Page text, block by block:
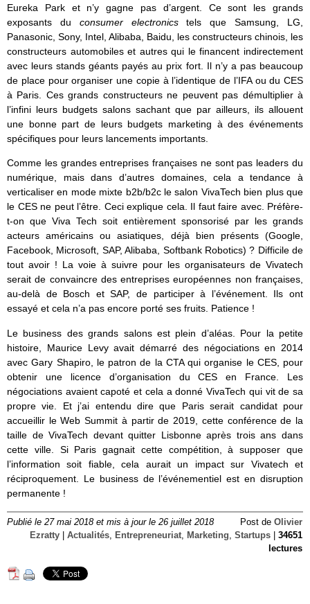
Eureka Park et n’y gagne pas d’argent. Ce sont les grands
exposants du consumer electronicstels que Samsung, LG,
Panasonic, Sony, Intel, Alibaba, Baidu, les constructeurs chinois, les
constructeurs automobiles et autres qui le financent indirectement
avec leurs stands géants payés au prix fort. Il n’y a pas beaucoup
de place pour organiser une copie à l’identique de l’IFA ou du CES
à Paris. Ces grands constructeurs ne peuvent pas démultiplier à
l’infini leurs budgets salons sachant que par ailleurs, ils allouent
une bonne part de leurs budgets marketing à des événements
spécifiques pour leurs lancements importants.
Comme les grandes entreprises françaises ne sont pas leaders du
numérique, mais dans d’autres domaines, cela a tendance à
verticaliser en mode mixte b2b/b2c le salon VivaTech bien plus que
le CES ne peut l’être. Ceci explique cela. Il faut faire avec. Préfère-
t-on que Viva Tech soit entièrement sponsorisé par les grands
acteurs américains ou asiatiques, déjà bien présents (Google,
Facebook, Microsoft, SAP, Alibaba, Softbank Robotics) ? Difficile de
tout avoir ! La voie à suivre pour les organisateurs de Vivatech
serait de convaincre des entreprises européennes non françaises,
au-delà de Bosch et SAP, de participer à l’événement. Ils ont
essayé et cela n’a pas encore porté ses fruits. Patience !
Le business des grands salons est plein d’aléas. Pour la petite
histoire, Maurice Levy avait démarré des négociations en 2014
avec Gary Shapiro, le patron de la CTA qui organise le CES, pour
obtenir une licence d’organisation du CES en France. Les
négociations avaient capoté et cela a donné VivaTech qui vit de sa
propre vie. Et j’ai entendu dire que Paris serait candidat pour
accueillir le Web Summit à partir de 2019, cette conférence de la
taille de VivaTech devant quitter Lisbonne après trois ans dans
cette ville. Si Paris gagnait cette compétition, à supposer que
l’information soit fiable, cela aurait un impact sur Vivatech et
réciproquement. Le business de l’événementiel est en disruption
permanente !
Publié le 27 mai 2018 et mis à jour le 26 juillet 2018 Post de Olivier
Ezratty
Actualités Entrepreneuriat Marketing Startups
34651
lectures